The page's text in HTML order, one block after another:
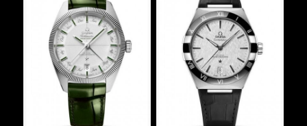
סוגים.
ניתן
לבחור
את
האפשרויות
בעמוד
המוצר
סוגים.
ניתן
לבחור
את
האפשרויות
בעמוד
המוצר